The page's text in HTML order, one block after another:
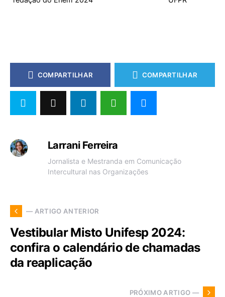
COMPARTILHAR COMPARTILHAR
Larrani Ferreira
Jornalista e Mestranda em Comunicação
Intercultural nas Organizações
— ARTIGO ANTERIOR
Vestibular Misto Unifesp 2024:
confira o calendário de chamadas
da reaplicação
PRÓXIMO ARTIGO —